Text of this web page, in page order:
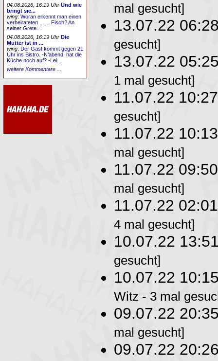
mal gesucht]
13.07.22
gesucht]
13.07.22
1 mal gesucht]
11.07.22
gesucht]
11.07.22
mal gesucht]
11.07.22
mal gesucht]
11.07.22
4 mal gesucht]
10.07.22
gesucht]
10.07.22
Witz - 3 mal
09.07.22
mal gesucht]
09.07.22
04.08.2026, 16:19 Uhr Und wie
bringt sie...
wing:Woran erkennt man einen
verheirateten ... ... Fisch? An
seiner Grete....
04.08.2026, 16:19 Uhr Die
Mutter ist in ...
wing:Der Gast kommt gegen 21
Uhr ins Bistro. -N’abend, hat die
Küche noch auf? -Lei...
weitere Kommentare ...